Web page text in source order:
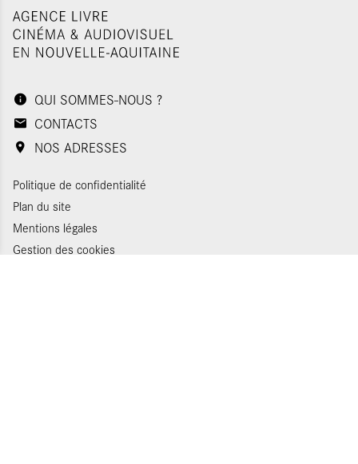
QUI SOMMES-NOUS ?
CONTACTS
NOS ADRESSES
Politique de confidentialité
Plan du site
Mentions légales
Gestion des cookies